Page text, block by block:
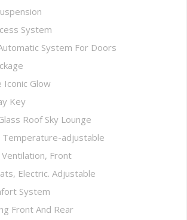
System
System For Doors
Iconic Glow
Key
Roof Sky Lounge
Temperature-adjustable
Front
Electric. Adjustable
System
Front And Rear